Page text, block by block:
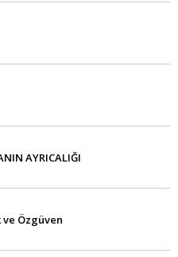
AYRICALIĞI
Özgüven